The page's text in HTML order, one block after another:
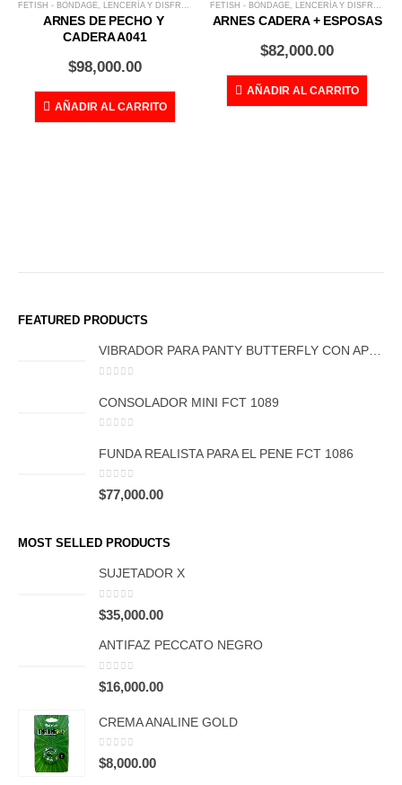
FETISH - BONDAGE, LENCERÍA Y DISFRACES
ARNES DE PECHO Y
CADERA A041
$98,000.00
AÑADIR AL CARRITO
FETISH - BONDAGE, LENCERÍA Y DISFRACES
ARNES CADERA + ESPOSAS
$82,000.00
AÑADIR AL CARRITO
FEATURED PRODUCTS
VIBRADOR PARA PANTY BUTTERFLY CON APP FCT 1106
CONSOLADOR MINI FCT 1089
FUNDA REALISTA PARA EL PENE FCT 1086
0out of 5
$77,000.00
MOST SELLED PRODUCTS
SUJETADOR X
0out of 5
$35,000.00
ANTIFAZ PECCATO NEGRO
0 out of 5
$16,000.00
CREMA ANALINE GOLD
0out of 5
$8,000.00